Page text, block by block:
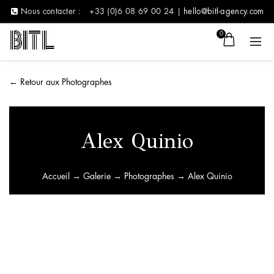
Nous contacter : +33 (0)6 08 69 00 24 | hello@bitl-agency.com
0
← Retour aux Photographes
Alex Quinio
Accueil → Galerie→ Photographes → Alex Quinio